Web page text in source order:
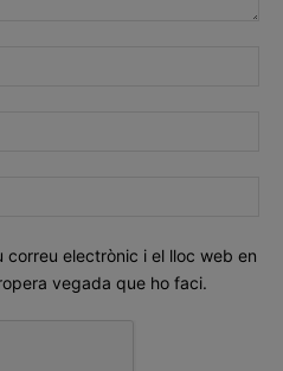
correu electrònic i el lloc web en
vegada que ho faci.